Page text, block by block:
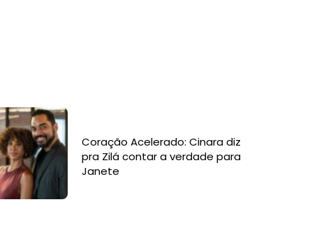
Coração Acelerado: Cinara diz
pra Zilá contar a verdade para
Janete